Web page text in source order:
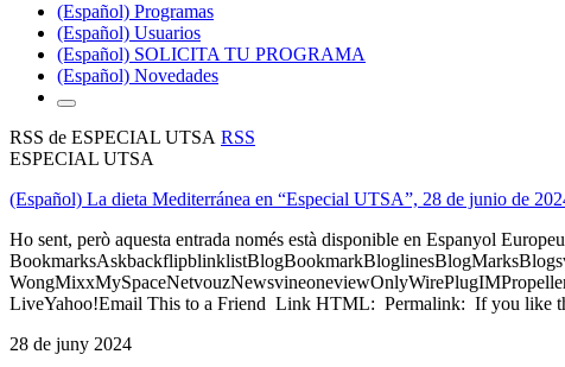
(Español) Programas
(Español) Usuarios
(Español) SOLICITA TU PROGRAMA
(Español) Novedades
RSS de ESPECIAL UTSA RSS
ESPECIAL UTSA
(Español) La dieta Mediterránea en “Especial UTSA”, 28 de junio de
Ho sent, però aquesta entrada només està disponible en Espanyol
LiveYahoo!Email This to a Friend Link HTML: Permalink: If you like
28 de juny 2024